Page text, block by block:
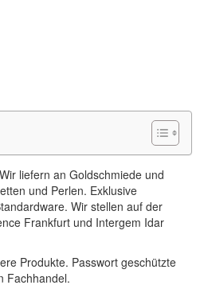
liefern an Goldschmiede und
und Perlen. Exklusive
Wir stellen auf der
Frankfurt und Intergem Idar
Produkte. Passwort geschützte
Fachhandel.